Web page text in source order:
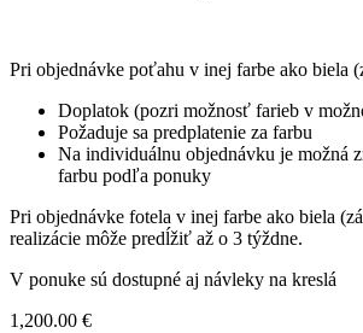
Pri objednávke poťahu v inej farbe ako biela
Doplatok (pozri možnosť farieb v
Požaduje sa predplatenie za farbu
Na individuálnu objednávku je možná
farbu podľa ponuky
Pri objednávke fotela v inej farbe ako biela
realizácie môže predĺžiť až o 3 týždne.
V ponuke sú dostupné aj návleky na kreslá
1,200.00 €